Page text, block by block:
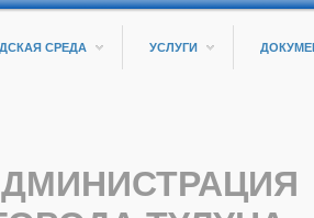
СРЕДА УСЛУГИ